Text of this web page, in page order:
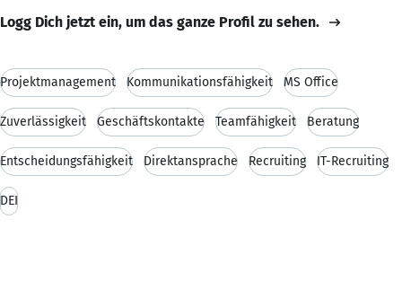
Logg Dich jetzt ein, um das ganze Profil zu sehen.
Projektmanagement Kommunikationsfähigkeit MS Office
Zuverlässigkeit Geschäftskontakte Teamfähigkeit Beratung
Entscheidungsfähigkeit Direktansprache Recruiting IT-Recruiting
DEI